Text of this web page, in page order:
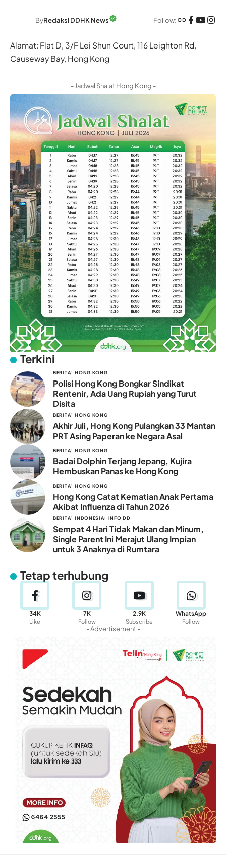
ByRedaksi DDHK News Follow:
Alamat: Flat D, 3/F Lei Shun Court, 116 Leighton Rd,
Causeway Bay, Hong Kong
- Jadwal Shalat Hong Kong -
Terkini
BERITA HONG KONG
Polisi Hong Kong Bongkar Sindikat
Rentenir, Ada Uang Rupiah yang Turut
Disita
BERITA HONG KONG
Akhir Juli, Hong Kong Pulangkan 33 Mantan
PRT Asing Paperan ke Negara Asal
BERITA HONG KONG
Badai Dolphin Terjang Jepang, Kujira
Hembuskan Panas ke Hong Kong
BERITA HONG KONG
Hong Kong Catat Kematian Anak Pertama
Akibat Influenza di Tahun 2026
BERITA INDONESIA INFO DD
Sempat 4 Hari Tidak Makan dan Minum,
Single Parent Ini Merajut Ulang Impian
untuk 3 Anaknya di Rumtara
Tetap terhubung
34K
Like
7K
Follow
2.9K
Subscribe
WhatsApp
Follow
- Advertisement -